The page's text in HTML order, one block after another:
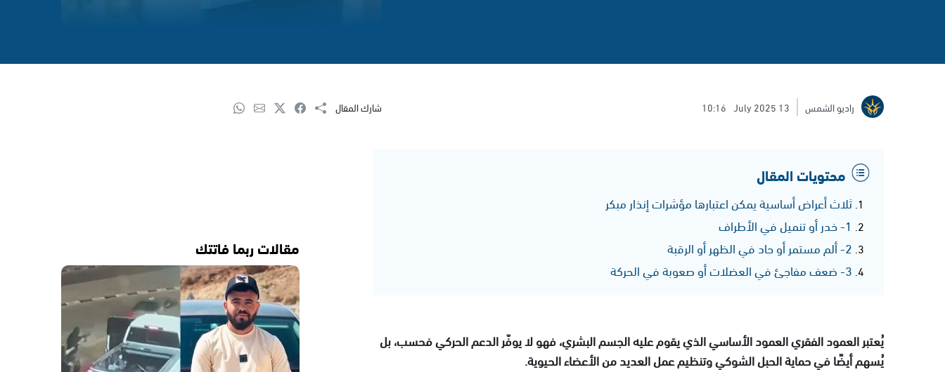
راديو الشمس 13 July 2025
10:16 شارك المقال
محتويات المقال
ثلاث أعراض أساسية يمكن اعتبارها مؤشرات إنذار مبكر
1- خدر أو تنميل في الأطراف
2- ألم مستمر أو حاد في الظهر أو الرقبة
3- ضعف مفاجئ في العضلات أو صعوبة في الحركة
يُعتبر العمود الفقري العمود الأساسي الذي يقوم عليه الجسم البشري، فهو لا يوفّر الدعم الحركي فحسب، بل
يُسهم أيضًا في حماية الحبل الشوكي وتنظيم عمل العديد من الأعضاء الحيوية.
مقالات ربما فاتتك